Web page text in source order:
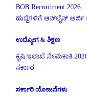
BOB Recruitment
ಹುದ್ದೆಗಳಿಗೆ ಆನ್‌ಲೈನ್ ಅರ್ಜಿ
ಉದ್ಯೋಗ & ಶಿಕ್ಷಣ
ಕೃಷಿ ಇಲಾಖೆ ನೇಮಕಾತಿ
ಸರ್ಕಾರ
ಸರ್ಕಾರಿ ಯೋಜನೆಗಳು